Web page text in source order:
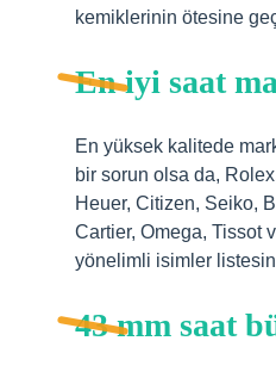
kemiklerinin ötesine
En iyi saat
En yüksek kalitede
bir sorun olsa da,
Heuer, Citizen, Seiko,
Cartier, Omega, Tissot
yönelimli isimler
43 mm saat